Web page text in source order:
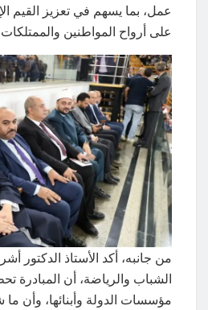
عمل، بما يسهم في تعزيز القيم
على أرواح المواطنين والممتلكات
من جانبه، أكد الأستاذ الدكتور
الشباب والرياضة، أن المبادرة
مؤسسات الدولة وأبنائها، وأن